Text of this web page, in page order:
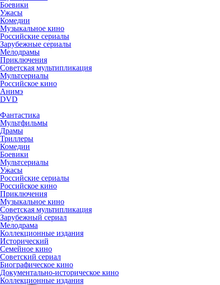
Боевики
Ужасы
Комедии
Музыкальное кино
Российские сериалы
Зарубежные сериалы
Мелодрамы
Приключения
Советская мультипликация
Мультсериалы
Российское кино
Анимэ
DVD
Фантастика
Мультфильмы
Драмы
Триллеры
Комедии
Боевики
Мультсериалы
Ужасы
Российские сериалы
Российское кино
Приключения
Музыкальное кино
Советская мультипликация
Зарубежный сериал
Мелодрама
Коллекционные издания
Исторический
Семейное кино
Советский сериал
Биографическое кино
Документально-историческое кино
Коллекционные издания